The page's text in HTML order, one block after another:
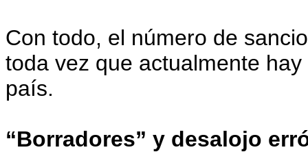
Con todo, el número de
toda vez que actualmente
país.
“Borradores” y desalojo